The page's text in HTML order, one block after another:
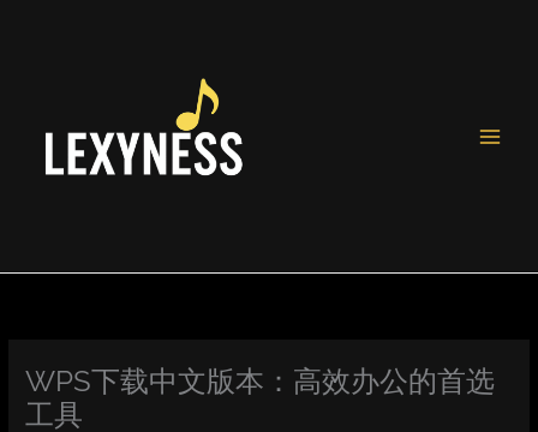
WPS下载中文版本：高效办公的首选
工具